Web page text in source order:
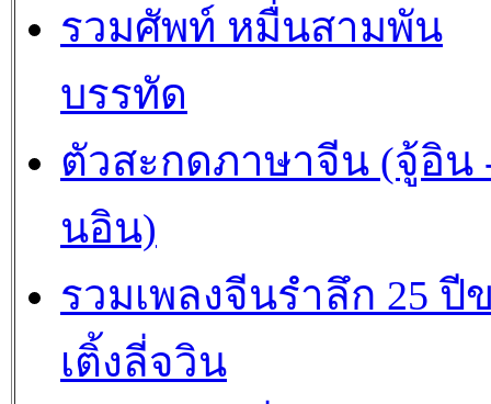
รวมศัพท์ หมื่นสามพัน
บรรทัด
ตัวสะกดภาษาจีน (จู้อิน
นอิน)
รวมเพลงจีนรำลึก 25 ปี
เติ้งลี่จวิน